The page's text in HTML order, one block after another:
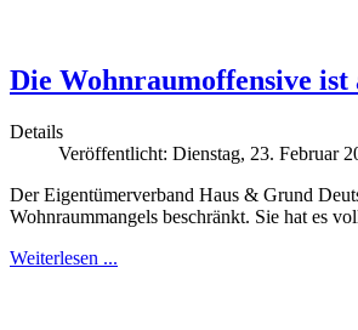
Die Wohnraumoffensive ist
Details
Veröffentlicht: Dienstag, 23. Februar
Der Eigentümerverband Haus & Grund
Wohnraummangels beschränkt. Sie hat es
Weiterlesen ...